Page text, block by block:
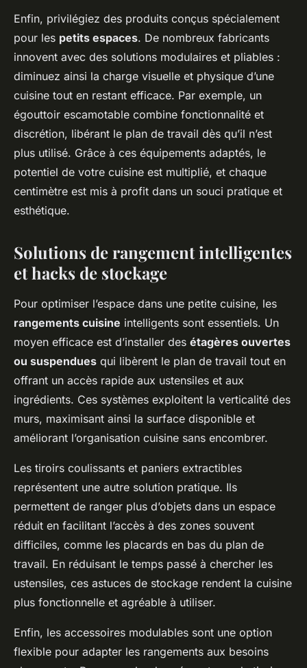
Enfin, privilégiez des produits conçus spécialement
pour les petits espaces. De nombreux fabricants
innovent avec des solutions modulaires et pliables :
diminuez ainsi la charge visuelle et physique d’une
cuisine tout en restant efficace. Par exemple, un
égouttoir escamotable combine fonctionnalité et
discrétion, libérant le plan de travail dès qu’il n’est
plus utilisé. Grâce à ces équipements adaptés, le
potentiel de votre cuisine est multiplié, et chaque
centimètre est mis à profit dans un souci pratique et
esthétique.
Solutions de rangement intelligentes
et hacks de stockage
Pour optimiser l’espace dans une petite cuisine, les
rangements cuisine intelligents sont essentiels. Un
moyen efficace est d’installer des étagères ouvertes
ou suspendues qui libèrent le plan de travail tout en
offrant un accès rapide aux ustensiles et aux
ingrédients. Ces systèmes exploitent la verticalité des
murs, maximisant ainsi la surface disponible et
améliorant l’organisation cuisine sans encombrer.
Les tiroirs coulissants et paniers extractibles
représentent une autre solution pratique. Ils
permettent de ranger plus d’objets dans un espace
réduit en facilitant l’accès à des zones souvent
difficiles, comme les placards en bas du plan de
travail. En réduisant le temps passé à chercher les
ustensiles, ces astuces de stockage rendent la cuisine
plus fonctionnelle et agréable à utiliser.
Enfin, les accessoires modulables sont une option
flexible pour adapter les rangements aux besoins